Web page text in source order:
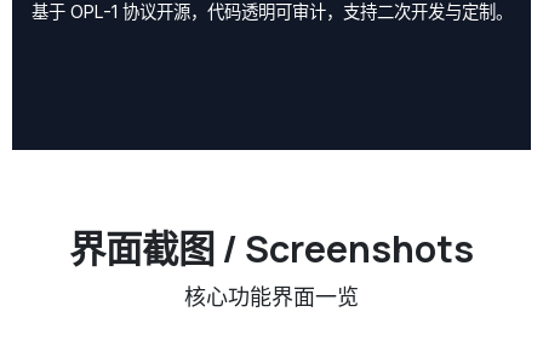
基于 OPL-1 协议开源，代码透明可审计，支持二次开发与定制。
界面截图 / Screenshots
核心功能界面一览